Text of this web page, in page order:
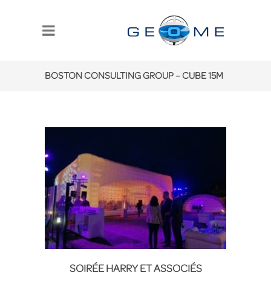
BOSTON CONSULTING GROUP – CUBE 15M
SOIRÉE HARRY ET ASSOCIÉS